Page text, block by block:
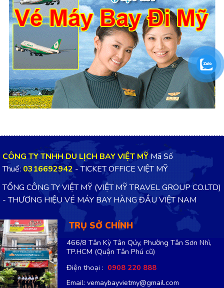
CÔNG TY TNHH DU LỊCH BAY VIỆT MỸMã Số
Thuế:0316692942 - TICKET OFFICE VIỆT MỸ
TỔNG CÔNG TY VIỆT MỸ (VIỆT MỸ TRAVEL GROUP CO.LTD)
- THƯƠNG HIỆU VÉ MÁY BAY HÀNG ĐẦU VIỆT NAM
TRỤ SỞ CHÍNH
466/8 Tân Kỳ Tân Qúy, Phường Tân Sơn Nhì,
TP.HCM (Quận Tân Phú cũ)
Điện thoại : 0908 220 888
Email: vemaybayvietmy@gmail.com